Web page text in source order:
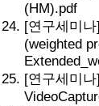
(HM).pdf
[연구세미
(weighted
[연구세미